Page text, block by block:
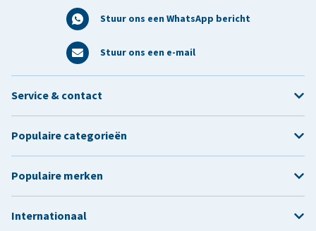
Stuur ons een WhatsApp bericht
Stuur ons een e-mail
Service & contact
Populaire categorieën
Populaire merken
Internationaal